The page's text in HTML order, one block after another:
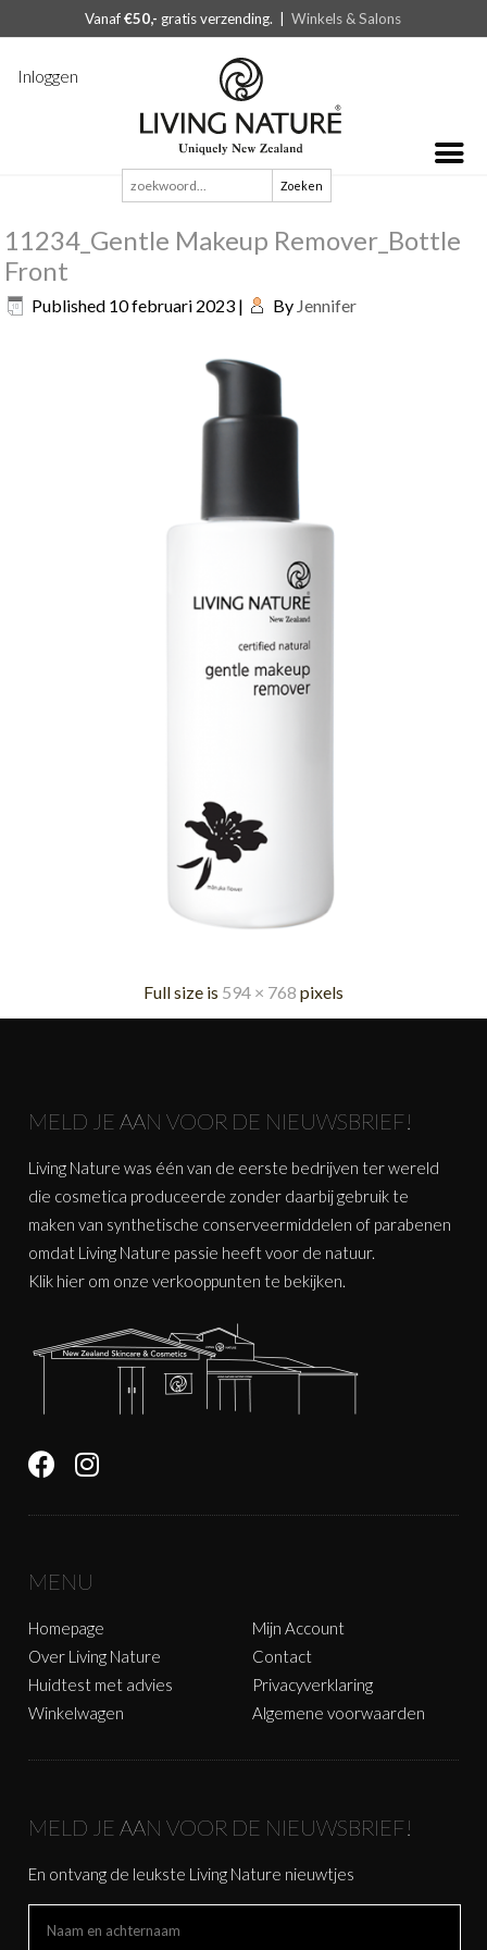
Vanaf€50,- gratis verzending. |Winkels & Salons
Inloggen
Zoeken
naar:
11234_Gentle Makeup Remover_Bottle
Front
Published 10 februari 2023 | By Jennifer
Full size is 594 × 768 pixels
MELD JE AAN VOOR DE NIEUWSBRIEF!
Living Nature was één van de eerste bedrijven ter wereld
die cosmetica produceerde zonder daarbij gebruik te
maken van synthetische conserveermiddelen of parabenen
omdat Living Nature passie heeft voor de natuur.
Klik hier om onze verkooppunten te bekijken.
MENU
Homepage
Over Living Nature
Huidtest met advies
Winkelwagen
Mijn Account
Contact
Privacyverklaring
Algemene voorwaarden
MELD JE AAN VOOR DE NIEUWSBRIEF!
En ontvang de leukste Living Nature nieuwtjes